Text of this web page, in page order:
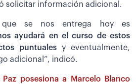
solicitar información adicional.
que se nos entrega hoy es
ayudará en el curso de estos
puntuales y eventualmente,
adicional”, indicó.
Paz posesiona a Marcelo Blanco